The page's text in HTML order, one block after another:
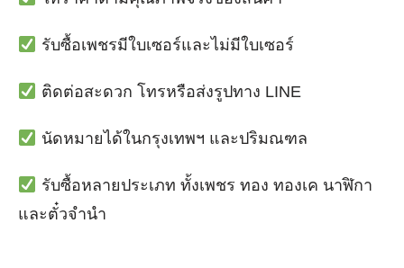
รับซื้อเพชรมีใบเซอร์และไม่มีใบเซอร์
ติดต่อสะดวก โทรหรือส่งรูปทาง LINE
นัดหมายได้ในกรุงเทพฯ และปริมณฑล
รับซื้อหลายประเภท ทั้งเพชร ทอง ทองเค นาฬิกา
และตั๋วจำนำ